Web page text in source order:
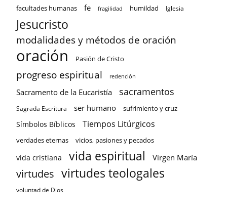
facultades humanas fe fragilidad humildad Iglesia
Jesucristo
modalidades y métodos de oración
oración Pasión de Cristo
progreso espiritual redención
Sacramento de la Eucaristía sacramentos
Sagrada Escritura ser humano sufrimiento y cruz
Símbolos Bíblicos Tiempos Litúrgicos
verdades eternas vicios, pasiones y pecados
vida cristiana vida espiritual Virgen María
virtudes virtudes teologales
voluntad de Dios